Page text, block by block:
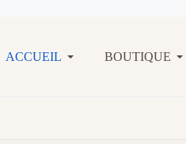
ACCUEIL BOUTIQUE